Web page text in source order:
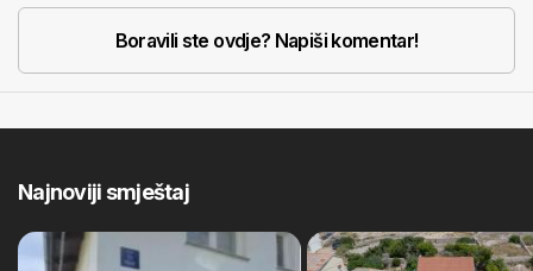
Boravili ste ovdje? Napiši komentar!
Najnoviji smještaj